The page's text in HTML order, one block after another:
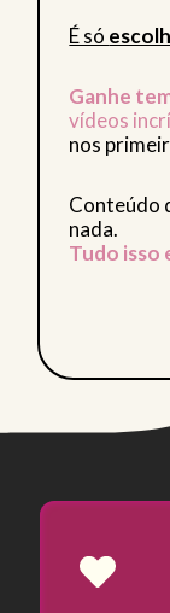
É só
Ganhe
vídeos
nos
Conteúdo
nada.
Tudo isso